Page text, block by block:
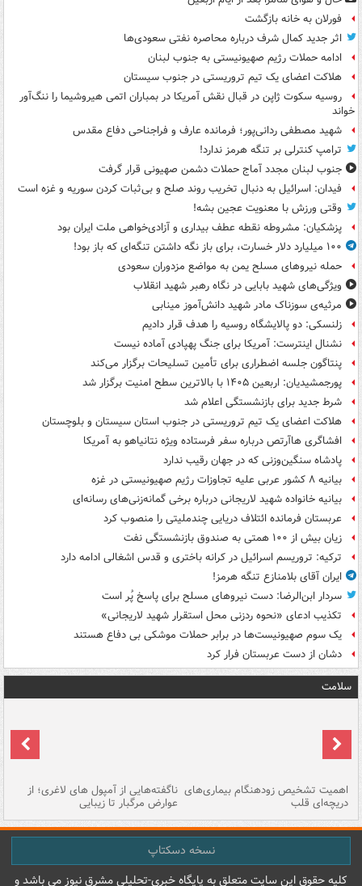
فورلان به خانه بازگشت
اثر جدید کمال شرف درباره محاصره نفتی سعودی‌ها
ادامه حملات رژیم صهیونیستی به جنوب لبنان
هلاکت اعضای یک تیم تروریستی در جنوب سیستان
روسیه سکوت ژاپن در قبال نقش آمریکا در بمباران اتمی هیروشیما را ننگ‌آور
خواند
شهید مصطفی ردانی‌پور؛ فرمانده عارف و فراجناحی دفاع مقدس
ترامپ کنترلی بر تنگه هرمز ندارد!
جنوب لبنان مجدد آماج حملات دشمن صهیونی قرار گرفت
فیدان: اسرائیل به دنبال تخریب روند صلح و بی‌ثبات کردن سوریه و غزه است
وقتی ورزش با معنویت عجین بشه!
پزشکیان: مشروطه نقطه عطف بیداری و آزادی‌خواهی ملت ایران بود
۱۰۰ میلیارد دلار خسارت، برای باز نگه داشتن تنگه‌ای که باز بود!
حمله نیروهای مسلح یمن به مواضع مزدوران سعودی
ویژگی‌های شهید بابایی در نگاه رهبر شهید انقلاب
مرثیه‌ی سوزناک مادر شهید دانش‌آموز مینابی
زلنسکی: دو پالایشگاه روسیه را هدف قرار دادیم
نشنال اینترست: آمریکا برای جنگ پهپادی آماده نیست
پنتاگون جلسه اضطراری برای تأمین تسلیحات برگزار می‌کند
پورجمشیدیان: اربعین ۱۴۰۵ با بالاترین سطح امنیت برگزار شد
شرط جدید برای بازنشستگی اعلام شد
هلاکت اعضای یک تیم تروریستی در جنوب استان سیستان و بلوچستان
افشاگری هاآرتص درباره سفر فرستاده ویژه نتانیاهو به آمریکا
پادشاه سنگین‌وزنی که در جهان رقیب ندارد
بیانیه ۸ کشور عربی علیه تجاوزات رژیم صهیونیستی در غزه
بیانیه خانواده شهید لاریجانی درباره برخی گمانه‌زنی‌های رسانه‌ای
عربستان فرمانده ائتلاف دریایی چندملیتی را منصوب کرد
زیان بیش از ۱۰۰ همتی به صندوق‌ بازنشستگی نفت
ترکیه: تروریسم اسرائیل در کرانه باختری و قدس اشغالی ادامه دارد
ایران آقای بلامنازع تنگه هرمز!
سردار ابن‌الرضا: دست نیروهای مسلح برای پاسخ پُر است
تکذیب ادعای «نحوه ردزنی محل استقرار شهید لاریجانی»
یک‌ سوم صهیونیست‌ها در برابر حملات موشکی بی دفاع هستند
دشان از دست عربستان فرار کرد
سلامت
اهمیت تشخیص زودهنگام بیماری‌های
دریچه‌ای قلب
ناگفته‌هایی از آمپول های لاغری؛ از
عوارض مرگبار تا زیبایی
نسخه دسکتاپ
کليه حقوق اين سايت متعلق به پایگاه خبري-تحليلي مشرق نيوز می باشد و